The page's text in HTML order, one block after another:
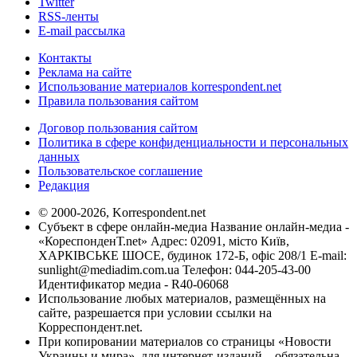
RSS-ленты
E-mail рассылка
Контакты
Реклама на сайте
Использование материалов korrespondent.net
Правила пользования сайтом
Договор пользования сайтом
Политика в сфере конфиденциальности и персональных
данных
Пользовательское соглашение
Редакция
© 2000-2026, Korrespondent.net
Субъект в сфере онлайн-медиа Название онлайн-медиа -
«КореспонденТ.net» Адрес: 02091, місто Київ,
ХАРКІВСЬКЕ ШОСЕ, будинок 172-Б, офіс 208/1 E-mail:
sunlight@mediadim.com.ua Телефон: 044-205-43-00
Идентификатор медиа - R40-06068
Использование любых материалов, размещённых на
сайте, разрешается при условии ссылки на
Корреспондент.net.
При копировании материалов со страницы «Новости